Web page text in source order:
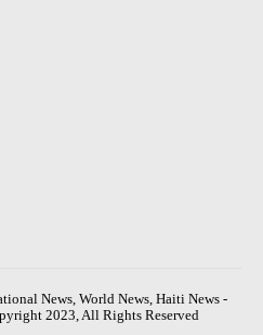
News, World News, Haiti News -
2023, All Rights Reserved